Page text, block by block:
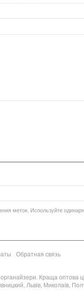
меток. Используйте
Обратная связь
Краща оптова
Львів, Миколаїв,